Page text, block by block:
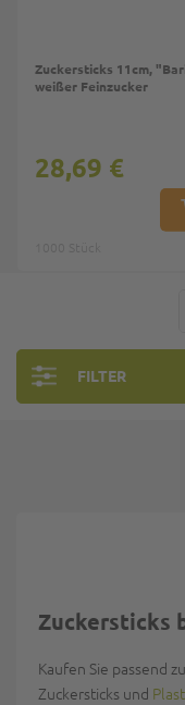
Zuckersticks 11cm,
weißer Feinzucker
28,69 €
FILTER
Zuckersticks
Kaufen Sie passend
Zuckersticks und